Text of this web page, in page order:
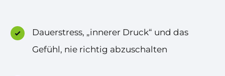
Dauerstress, „innerer Druck“ und das
Gefühl, nie richtig abzuschalten